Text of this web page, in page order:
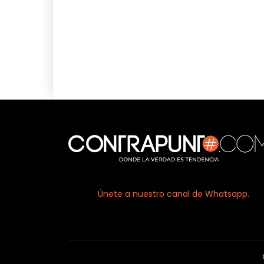
Únete a nuestro canal de Whatsapp.